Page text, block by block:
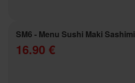
SM6 - Menu Sushi Maki Sashimi
16.90 €